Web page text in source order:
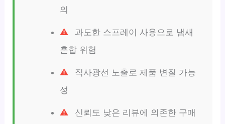
의
과도한 스프레이 사용으로 냄새
혼합 위험
직사광선 노출로 제품 변질 가능
성
신뢰도 낮은 리뷰에 의존한 구매